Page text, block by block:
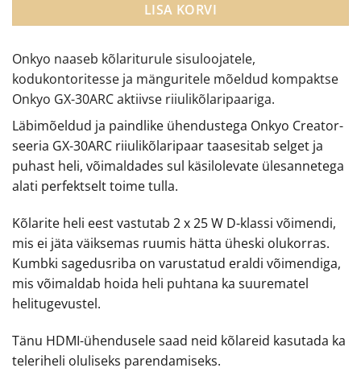
Onkyo naaseb kõlariturule sisuloojatele,
kodukontoritesse ja mänguritele mõeldud kompaktse
Onkyo GX-30ARC aktiivse riiulikõlaripaariga.
Läbimõeldud ja paindlike ühendustega Onkyo Creator-
seeria GX-30ARC riiulikõlaripaar taasesitab selget ja
puhast heli, võimaldades sul käsilolevate ülesannetega
alati perfektselt toime tulla.
Kõlarite heli eest vastutab 2 x 25 W D-klassi võimendi,
mis ei jäta väiksemas ruumis hätta üheski olukorras.
Kumbki sagedusriba on varustatud eraldi võimendiga,
mis võimaldab hoida heli puhtana ka suurematel
helitugevustel.
Tänu HDMI-ühendusele saad neid kõlareid kasutada ka
teleriheli oluliseks parendamiseks.
LISA KORVI